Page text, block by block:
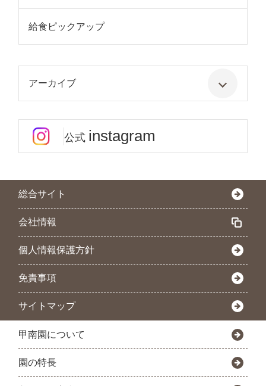
給食ピックアップ
アーカイブ
公式 instagram
総合サイト
会社情報
個人情報保護方針
免責事項
サイトマップ
甲南園について
園の特長